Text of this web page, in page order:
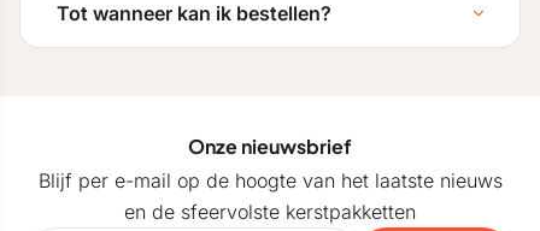
Tot wanneer kan ik bestellen?
Onze nieuwsbrief
Blijf per e-mail op de hoogte van het laatste nieuws
en de sfeervolste kerstpakketten